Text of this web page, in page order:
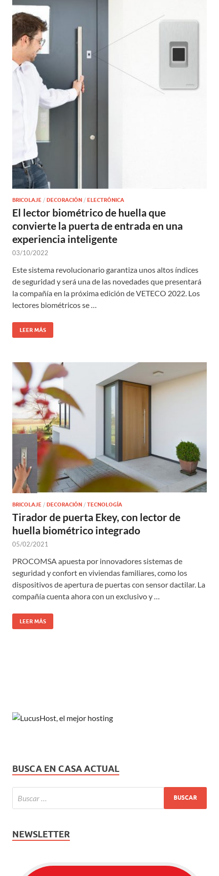
BRICOLAJE / DECORACIÓN / ELECTRÓNICA
El lector biométrico de huella que
convierte la puerta de entrada en una
experiencia inteligente
03/10/2022
Este sistema revolucionario garantiza unos altos índices
de seguridad y será una de las novedades que presentará
la compañía en la próxima edición de VETECO 2022. Los
lectores biométricos se …
LEER MÁS
BRICOLAJE / DECORACIÓN / TECNOLOGÍA
Tirador de puerta Ekey, con lector de
huella biométrico integrado
05/02/2021
PROCOMSA apuesta por innovadores sistemas de
seguridad y confort en viviendas familiares, como los
dispositivos de apertura de puertas con sensor dactilar. La
compañía cuenta ahora con un exclusivo y …
LEER MÁS
BUSCA EN CASA ACTUAL
NEWSLETTER